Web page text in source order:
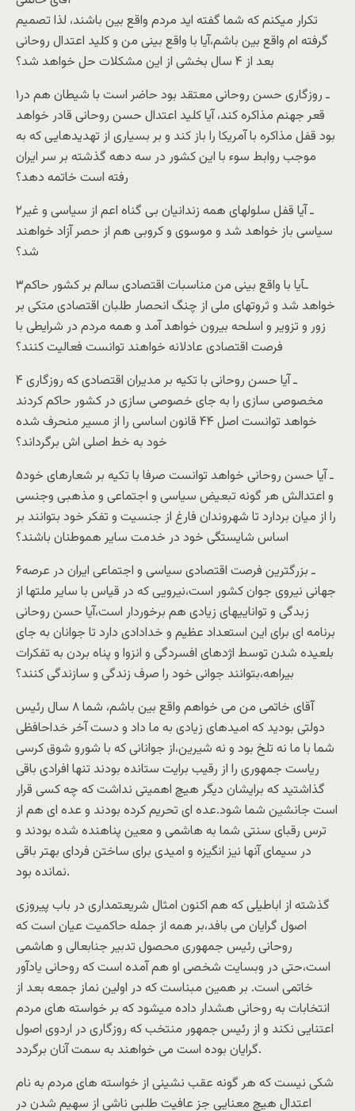
تکرار ميکنم که شما گفته ايد مردم واقع بين باشند، لذا تصميم
گرفته ام واقع بين باشم،آيا با واقع بينی من و کليد اعتدال روحانی
بعد از ۴ سال بخشی از اين مشکلات حل خواهد شد؟
۱ـ روزگاری حسن روحانی معتقد بود حاضر است با شيطان هم در
قعر جهنم مذاکره کند، آيا کليد اعتدال حسن روحانی قادر خواهد
بود قفل مذاکره با آمريکا را باز کند و بر بسياری از تهديدهايی که به
موجب روابط سوء با اين کشور در سه دهه گذشته بر سر ايران
رفته است خاتمه دهد؟
۲ـ آيا قفل سلولهای همه زندانيان بی گناه اعم از سياسی و غير
سياسی باز خواهد شد و موسوی و کروبی هم از حصر آزاد خواهند
شد؟
۳ـآيا با واقع بينی من مناسبات اقتصادی سالم بر کشور حاکم
خواهد شد و ثروتهای ملی از چنگ انحصار طلبان اقتصادی متکی بر
زور و تزوير و اسلحه بيرون خواهد آمد و همه مردم در شرايطی با
فرصت اقتصادی عادلانه خواهند توانست فعاليت کنند؟
۴ ـ آيا حسن روحانی با تکيه بر مديران اقتصادی که روزگاری
مخصوصی سازی را به جای خصوصی سازی در کشور حاکم کردند
خواهد توانست اصل ۴۴ قانون اساسی را از مسير منحرف شده
خود به خط اصلی اش برگرداند؟
۵ـ آيا حسن روحانی خواهد توانست صرفا با تکيه بر شعارهای خود
و اعتدالش هر گونه تبعيض سياسی و اجتماعی و مذهبی وجنسی
را از ميان بردارد تا شهروندان فارغ از جنسيت و تفکر خود بتوانند بر
اساس شايستگی خود در خدمت ساير هموطنان باشند؟
۶ـ بزرگترين فرصت اقتصادی سياسی و اجتماعی ايران در عرصه
جهانی نيروی جوان کشور است،نيرويی که در قياس با ساير ملتها از
زبدگی و تواناييهای زيادی هم برخوردار است،آيا حسن روحانی
برنامه ای برای اين استعداد عظيم و خدادادی دارد تا جوانان به جای
بلعيده شدن توسط اژدهای افسردگی و انزوا و پناه بردن به تفکرات
بيراهه،بتوانند جوانی خود را صرف زندگی و سازندگی کنند؟
آقای خاتمی من می خواهم واقع بين باشم، شما ۸ سال رئيس
دولتی بوديد که اميدهای زيادی به ما داد و دست آخر خداحافظی
شما با ما نه تلخ بود و نه شيرين،از جوانانی که با شورو شوق کرسی
رياست جمهوری را از رقيب برايت ستانده بودند تنها افرادی باقی
گذاشتيد که برايشان ديگر هيچ اهميتی نداشت که چه کسی قرار
است جانشين شما شود.عده ای تحريم کرده بودند و عده ای هم از
ترس رقبای سنتی شما به هاشمی و معين پناهنده شده بودند و
در سيمای آنها نيز انگيزه و اميدی برای ساختن فردای بهتر باقی
نمانده بود.
گذشته از اباطيلی که هم اکنون امثال شريعتمداری در باب پيروزی
اصول گرايان می بافد،بر همه از جمله حاکميت عيان است که
روحانی رئيس جمهوری محصول تدبير جنابعالی و هاشمی
است،حتی در وبسايت شخصی او هم آمده است که روحانی يادآور
خاتمی است. بر همين مبناست که در اولين نماز جمعه بعد از
انتخابات به روحانی هشدار داده ميشود که بر خواسته های مردم
اعتنايی نکند و از رئيس جمهور منتخب که روزگاری در اردوی اصول
گرايان بوده است می خواهند به سمت آنان برگردد.
شکی نيست که هر گونه عقب نشينی از خواسته های مردم به نام
اعتدال هيچ معنايی جز عافيت طلبی ناشی از سهيم شدن در